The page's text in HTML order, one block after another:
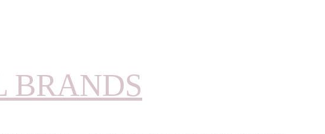
BRANDS